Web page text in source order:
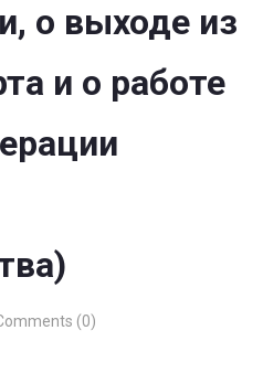
о выходе из
и о работе
(0)